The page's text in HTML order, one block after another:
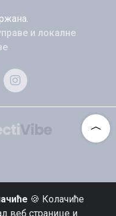
🍪 Колачиће
веб странице и
и локалне